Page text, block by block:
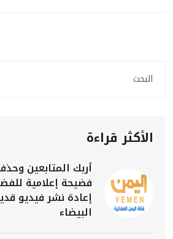
الأكثر قراءة
أربك المتابعين
فضيحة إعلامية
إعادة نشر فيديو
البيضاء